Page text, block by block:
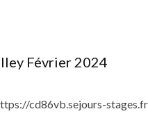
Février 2024
cd86vb.sejours-